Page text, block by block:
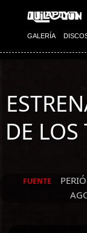
GALERÍA
DE LOS
FUENTE